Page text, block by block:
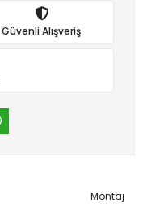
Güvenli Alışveriş
Montaj